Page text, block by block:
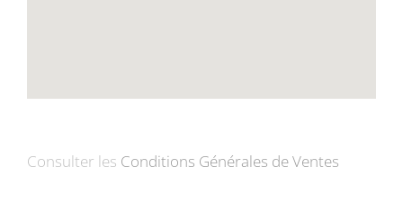
Consulter les Conditions Générales de Ventes